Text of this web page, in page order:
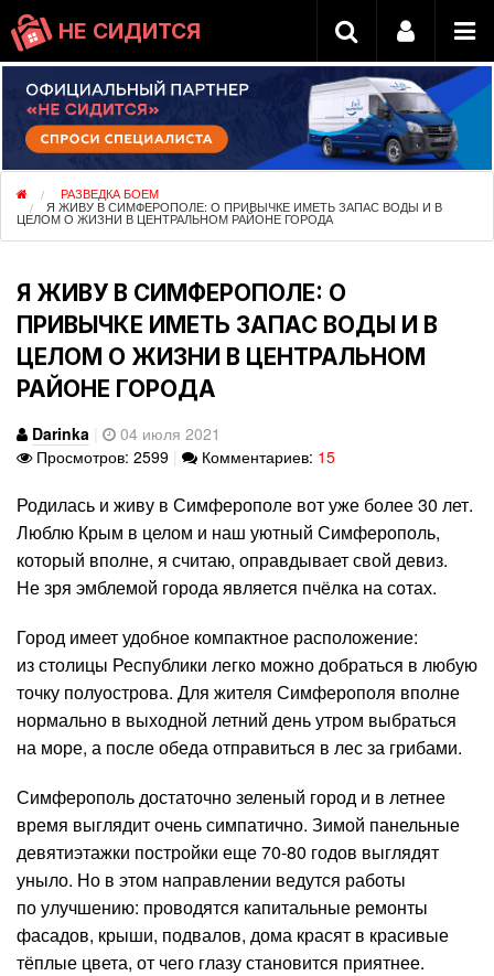
НЕ СИДИТСЯ
РАЗВЕДКА БОЕМ
Я ЖИВУ В СИМФЕРОПОЛЕ: О ПРИВЫЧКЕ ИМЕТЬ ЗАПАС ВОДЫ И В
ЦЕЛОМ О ЖИЗНИ В ЦЕНТРАЛЬНОМ РАЙОНЕ ГОРОДА
Я ЖИВУ В СИМФЕРОПОЛЕ: О
ПРИВЫЧКЕ ИМЕТЬ ЗАПАС ВОДЫ И В
ЦЕЛОМ О ЖИЗНИ В ЦЕНТРАЛЬНОМ
РАЙОНЕ ГОРОДА
Darinka
04 июля 2021
Просмотров: 2599
Комментариев: 15
Родилась и живу в Симферополе вот уже более 30 лет.
Люблю Крым в целом и наш уютный Симферополь,
который вполне, я считаю, оправдывает свой девиз.
Не зря эмблемой города является пчёлка на сотах.
Город имеет удобное компактное расположение:
из столицы Республики легко можно добраться в любую
точку полуострова. Для жителя Симферополя вполне
нормально в выходной летний день утром выбраться
на море, а после обеда отправиться в лес за грибами.
Симферополь достаточно зеленый город и в летнее
время выглядит очень симпатично. Зимой панельные
девятиэтажки постройки еще 70-80 годов выглядят
уныло. Но в этом направлении ведутся работы
по улучшению: проводятся капитальные ремонты
фасадов, крыши, подвалов, дома красят в красивые
тёплые цвета, от чего глазу становится приятнее.